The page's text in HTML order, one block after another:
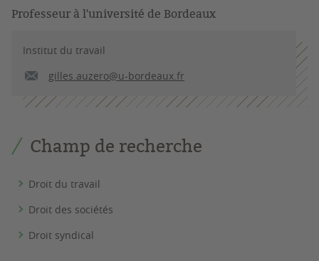
Professeur à l'université de Bordeaux
Institut du travail
gilles.auzero@u-bordeaux.fr
Champ de recherche
Droit du travail
Droit des sociétés
Droit syndical